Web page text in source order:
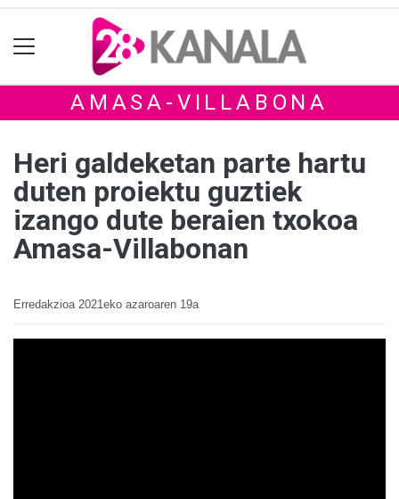
AMASA-VILLABONA
Heri galdeketan parte hartu
duten proiektu guztiek
izango dute beraien txokoa
Amasa-Villabonan
Erredakzioa 2021eko azaroaren 19a